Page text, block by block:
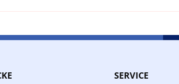
SERVICE